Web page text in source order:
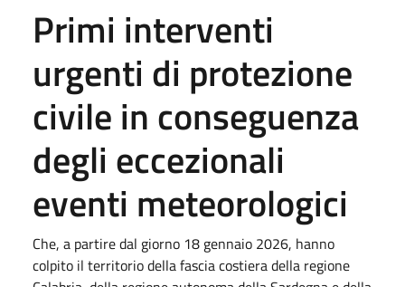
Primi interventi
urgenti di protezione
civile in conseguenza
degli eccezionali
eventi meteorologici
Che, a partire dal giorno 18 gennaio 2026, hanno
colpito il territorio della fascia costiera della regione